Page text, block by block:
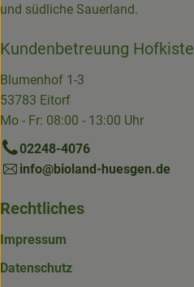
und südliche Sauerland.
Kundenbetreuung Hofkiste
Blumenhof 1-3
53783 Eitorf
Mo - Fr: 08:00 - 13:00 Uhr
02248-4076
info@bioland-huesgen.de
Rechtliches
Impressum
Datenschutz